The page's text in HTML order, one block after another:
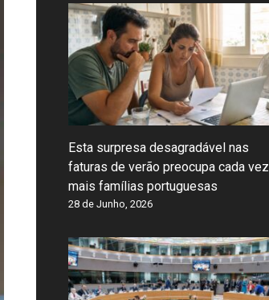
Esta surpresa desagradável nas
faturas de verão preocupa cada vez
mais famílias portuguesas
28 de Junho, 2026